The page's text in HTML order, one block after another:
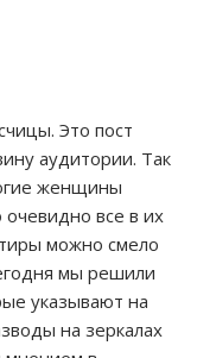
Это пост
аудитории. Так
женщины
очевидно все в их
можно смело
мы решили
указывают на
на зеркалах